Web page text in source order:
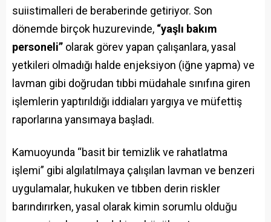
suiistimalleri de beraberinde getiriyor. Son
dönemde birçok huzurevinde, “yaşlı bakım
personeli” olarak görev yapan çalışanlara, yasal
yetkileri olmadığı halde enjeksiyon (iğne yapma) ve
lavman gibi doğrudan tıbbi müdahale sınıfına giren
işlemlerin yaptırıldığı iddiaları yargıya ve müfettiş
raporlarına yansımaya başladı.
Kamuoyunda “basit bir temizlik ve rahatlatma
işlemi” gibi algılatılmaya çalışılan lavman ve benzeri
uygulamalar, hukuken ve tıbben derin riskler
barındırırken, yasal olarak kimin sorumlu olduğu